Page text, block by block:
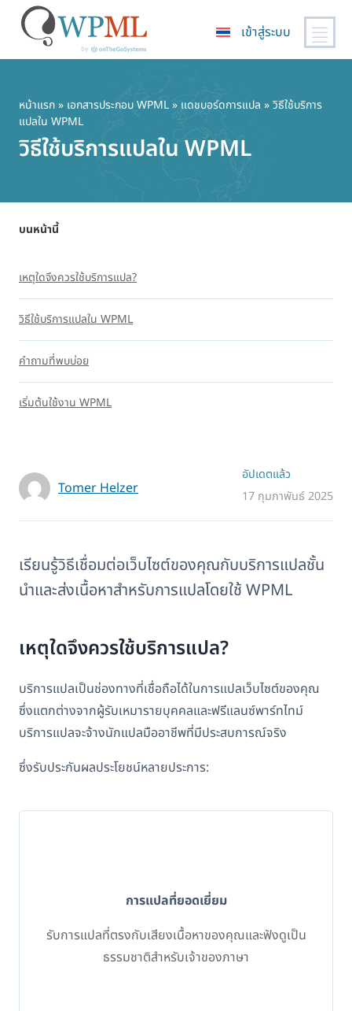
เนื้อหา
หลัก
เข้าสู่ระบบ
หน้าแรก» เอกสารประกอบ WPML»แดชบอร์ดการแปล » วิธีใช้บริการ
แปลใน WPML
วิธีใช้บริการแปลใน WPML
Tomer Helzer
อัปเดตแล้ว
17 กุมภาพันธ์ 2025
เรียนรู้วิธีเชื่อมต่อเว็บไซต์ของคุณกับบริการแปลชั้น
นำและส่งเนื้อหาสำหรับการแปลโดยใช้ WPML
เหตุใดจึงควรใช้บริการแปล?
บริการแปลเป็นช่องทางที่เชื่อถือได้ในการแปลเว็บไซต์ของคุณ
ซึ่งแตกต่างจากผู้รับเหมารายบุคคลและฟรีแลนซ์พาร์ทไทม์
บริการแปลจะจ้างนักแปลมืออาชีพที่มีประสบการณ์จริง
ซึ่งรับประกันผลประโยชน์หลายประการ:
การแปลที่ยอดเยี่ยม
รับการแปลที่ตรงกับเสียงเนื้อหาของคุณและฟังดูเป็น
ธรรมชาติสำหรับเจ้าของภาษา
บนหน้านี้
เหตุใดจึงควรใช้บริการแปล?
วิธีใช้บริการแปลใน WPML
คำถามที่พบบ่อย
เริ่มต้นใช้งาน WPML